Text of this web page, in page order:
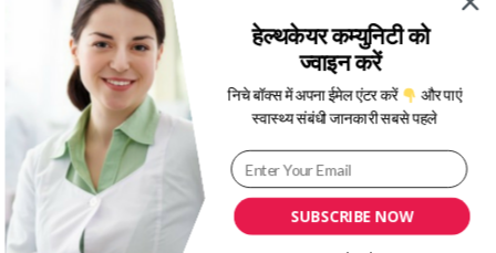
Continue Reading
फैटी लिवर (Fatty Liver) के लक्षण, कारण, उपचार, इलाज – Dr.
SUBSCRIBE NOW
हेल्थकेयर कम्युनिटी को
ज्वाइन करें
निचे बॉक्स में अपना ईमेल एंटर करें
और पाएं
स्वास्थ्य संबंधी जानकारी सबसे पहले